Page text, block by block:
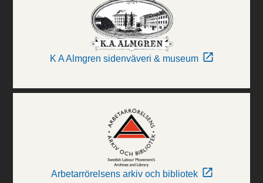
K A Almgren sidenväveri & museum
Arbetarrörelsens arkiv och bibliotek